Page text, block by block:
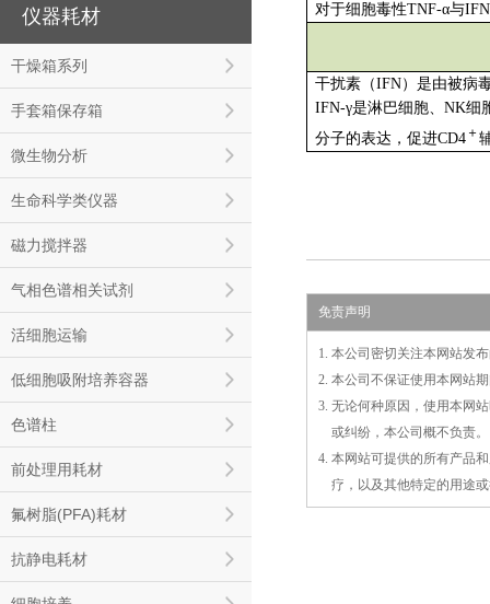
仪器耗材
干燥箱系列
手套箱保存箱
微生物分析
生命科学类仪器
磁力搅拌器
气相色谱相关试剂
活细胞运输
低细胞吸附培养容器
色谱柱
前处理用耗材
氟树脂(PFA)耗材
抗静电耗材
对于细胞毒性TNF-α与
干扰素（IFN）是由被病
IFN-γ是淋巴细胞、NK细
分子的表达，促进CD4 ＋
免责声明
1. 本公司密切关注本网站发
2. 本公司不保证使用本网站
3. 无论何种原因，使用本网
或纠纷，本公司概不负责。
4. 本网站可提供的所有产品
疗，以及其他特定的用途